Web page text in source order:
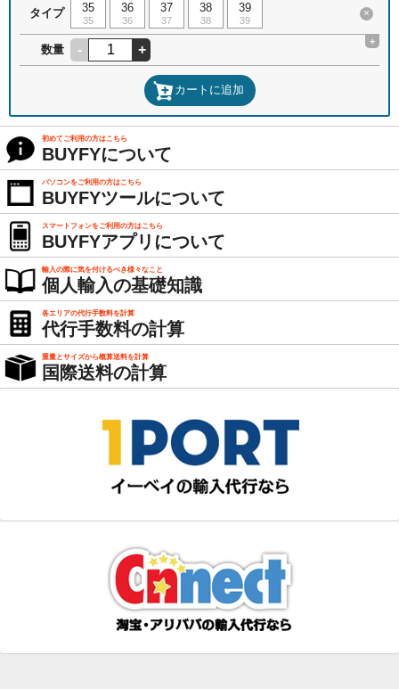
タイプ 35
35
36
36
37
37
38
38
39
39
×
数量 - +
+
カートに追加
初めてご利用の方はこちら
BUYFYについて
パソコンをご利用の方はこちら
BUYFYツールについて
スマートフォンをご利用の方はこちら
BUYFYアプリについて
輸入の際に気を付けるべき様々なこと
個人輸入の基礎知識
各エリアの代行手数料を計算
代行手数料の計算
重量とサイズから概算送料を計算
国際送料の計算